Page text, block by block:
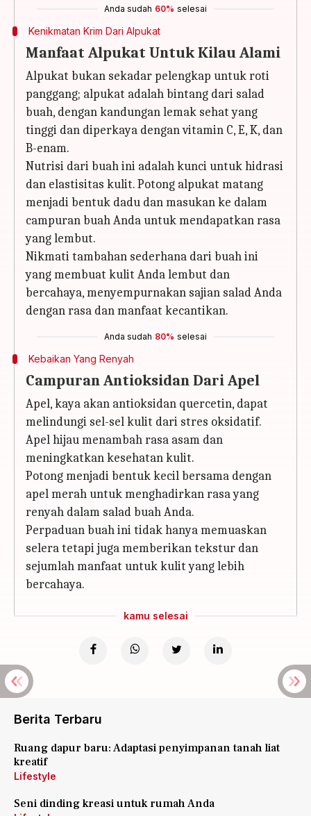
Anda sudah 60% selesai
Kenikmatan Krim Dari Alpukat
Manfaat Alpukat Untuk Kilau Alami
Alpukat bukan sekadar pelengkap untuk roti
panggang; alpukat adalah bintang dari salad
buah, dengan kandungan lemak sehat yang
tinggi dan diperkaya dengan vitamin C, E, K, dan
B-enam.
Nutrisi dari buah ini adalah kunci untuk hidrasi
dan elastisitas kulit. Potong alpukat matang
menjadi bentuk dadu dan masukan ke dalam
campuran buah Anda untuk mendapatkan rasa
yang lembut.
Nikmati tambahan sederhana dari buah ini
yang membuat kulit Anda lembut dan
bercahaya, menyempurnakan sajian salad Anda
dengan rasa dan manfaat kecantikan.
Anda sudah 80% selesai
Kebaikan Yang Renyah
Campuran Antioksidan Dari Apel
Apel, kaya akan antioksidan quercetin, dapat
melindungi sel-sel kulit dari stres oksidatif.
Apel hijau menambah rasa asam dan
meningkatkan kesehatan kulit.
Potong menjadi bentuk kecil bersama dengan
apel merah untuk menghadirkan rasa yang
renyah dalam salad buah Anda.
Perpaduan buah ini tidak hanya memuaskan
selera tetapi juga memberikan tekstur dan
sejumlah manfaat untuk kulit yang lebih
bercahaya.
kamu selesai
Berita Terbaru
Ruang dapur baru: Adaptasi penyimpanan tanah liat
kreatif
Lifestyle
Seni dinding kreasi untuk rumah Anda